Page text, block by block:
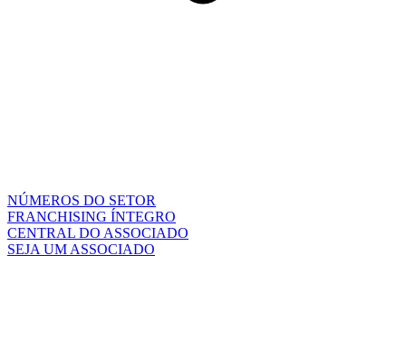
NÚMEROS DO SETOR
FRANCHISING ÍNTEGRO
CENTRAL DO ASSOCIADO
SEJA UM ASSOCIADO